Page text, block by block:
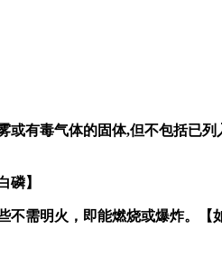
有毒气体的固体,但不包括已
磷】
需明火，即能燃烧或爆炸。【